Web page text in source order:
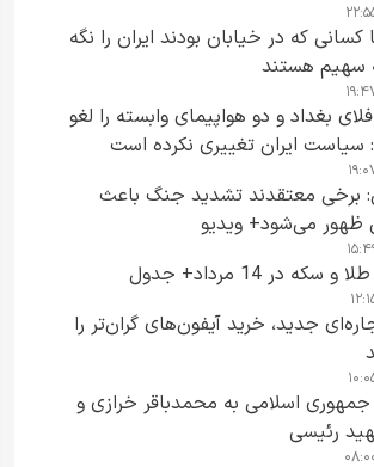
کسانی که در خیابان بودند ایران را نگه
سهیم هستند
بغداد و دو هواپیمای وابسته را لغو
سیاست ایران تغییری نکرده است
برخی معتقدند تشدید جنگ باعث
ظهور می‌شود+ ویدیو
در 14 مرداد+ جدول
جدید، خرید آیفون‌های گران‌تر را
جمهوری اسلامی به محمدباقر خرازی و
رئیسی